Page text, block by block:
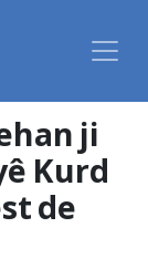
ji
Kurd
de